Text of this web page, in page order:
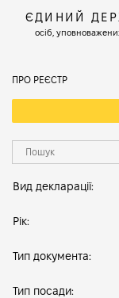
ЄДИНИЙ
осіб,
ПРО РЕЄСТР
Вид декларації:
Рік:
Тип документа:
Тип посади: